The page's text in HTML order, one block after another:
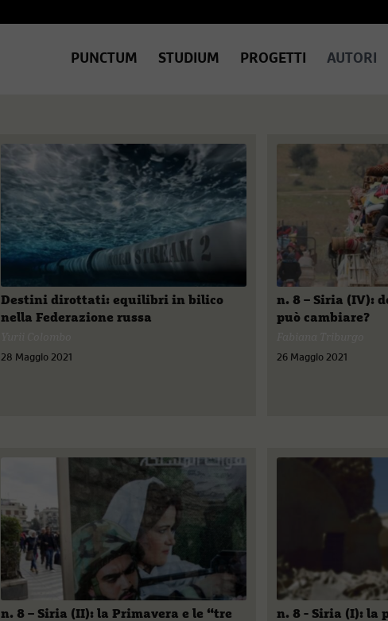
PUNCTUM STUDIUM PROGETTI AUTORI
Destini dirottati: equilibri in bilico
nella Federazione russa
28 Maggio 2021
n. 8 – Siria (IV):
può cambiare?
26 Maggio 2021
n. 8 – Siria (II): la Primavera e le “tre
n. 8 - Siria (I): la